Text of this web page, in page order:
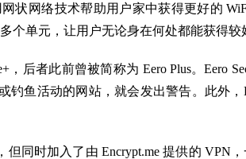
状网络技术帮助用户家中获得更好的
个单元，让用户无论身在何处都能获得较
，后者此前曾被简称为 Eero Plus。Eero
鱼活动的网站，就会发出警告。此外，
但同时加入了由 Encrypt.me 提供的 VPN